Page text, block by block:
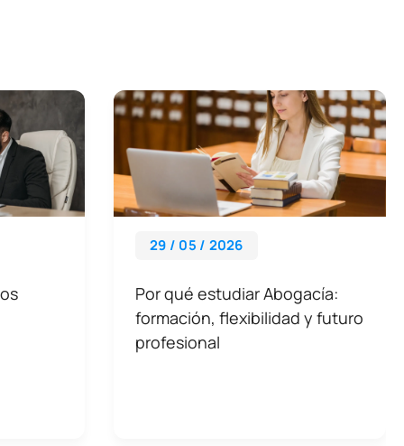
29 / 05 / 2026
Por qué estudiar Abogacía:
formación, flexibilidad y futuro
profesional